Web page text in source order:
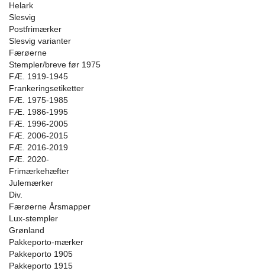
Helark
Slesvig
Postfrimærker
Slesvig varianter
Færøerne
Stempler/breve før 1975
FÆ. 1919-1945
Frankeringsetiketter
FÆ. 1975-1985
FÆ. 1986-1995
FÆ. 1996-2005
FÆ. 2006-2015
FÆ. 2016-2019
FÆ. 2020-
Frimærkehæfter
Julemærker
Div.
Færøerne Årsmapper
Lux-stempler
Grønland
Pakkeporto-mærker
Pakkeporto 1905
Pakkeporto 1915